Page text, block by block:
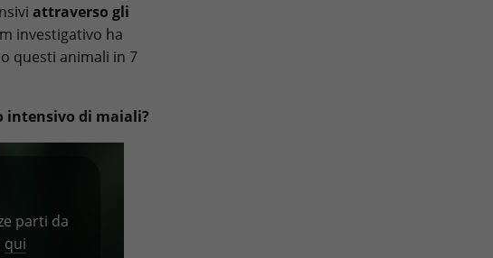
attraverso gli
investigativo ha
questi animali in 7
intensivo di maiali?
parti da
qui